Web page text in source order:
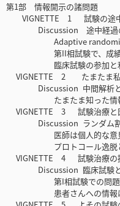
第1部 情報開示の諸問題
VIGNETTE 1 試験の途中
Discussion 途中経過の
Adaptive
第II相試験で、成績がよ
臨床試験の参加と利
VIGNETTE 2 たまたま私
Discussion 中間解析と
たまたま知った情報を
VIGNETTE 3 試験治療と医
Discussion ランダム割
医師は個人的な意見を
プロトコール逸脱と
VIGNETTE 4 試験治療の
Discussion 臨床試験と
第I相試験での問題
患者さんへの情報は、